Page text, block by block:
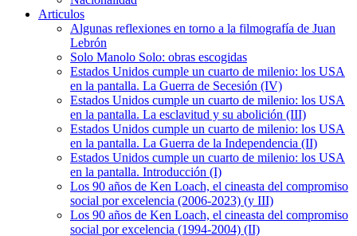
Articulos
Algunas reflexiones en torno a la filmografía de Juan
Lebrón
Solo Manolo Solo: obras escogidas
Estados Unidos cumple un cuarto de milenio: los USA
en la pantalla. La Guerra de Secesión (IV)
Estados Unidos cumple un cuarto de milenio: los USA
en la pantalla. La esclavitud y su abolición (III)
Estados Unidos cumple un cuarto de milenio: los USA
en la pantalla. La Guerra de la Independencia (II)
Estados Unidos cumple un cuarto de milenio: los USA
en la pantalla. Introducción (I)
Los 90 años de Ken Loach, el cineasta del compromiso
social por excelencia (2006-2023) (y III)
Los 90 años de Ken Loach, el cineasta del compromiso
social por excelencia (1994-2004) (II)